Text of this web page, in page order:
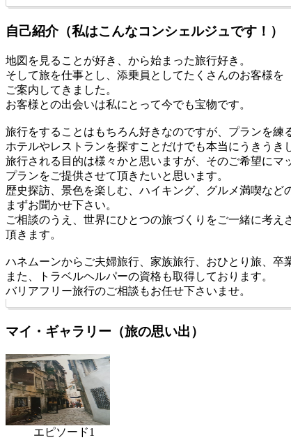
自己紹介（私はこんなコンシェルジュです！）
地図を見ることが好き、から始まった旅行好き。
そして旅を仕事とし、添乗員としてたくさんのお客様を
ご案内してきました。
お客様との出会いは私にとって今でも宝物です。
旅行をすることはもちろん好きなのですが、プランを練
ホテルやレストランを探すことだけでも本当にうきうき
旅行される目的は様々かと思いますが、そのご希望にマ
プランをご提供させて頂きたいと思います。
歴史探訪、景色を楽しむ、ハイキング、グルメ満喫など
まずお聞かせ下さい。
ご相談のうえ、世界にひとつの旅づくりをご一緒に考え
頂きます。
ハネムーンからご夫婦旅行、家族旅行、おひとり旅、卒
また、トラベルヘルパーの資格も取得しております。
バリアフリー旅行のご相談もお任せ下さいませ。
マイ・ギャラリー（旅の思い出）
エピソード1